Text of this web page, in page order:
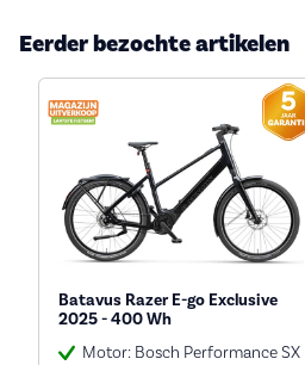
Eerder bezochte artikelen
Batavus Razer E-go Exclusive
2025 - 400 Wh
Motor: Bosch Performance SX